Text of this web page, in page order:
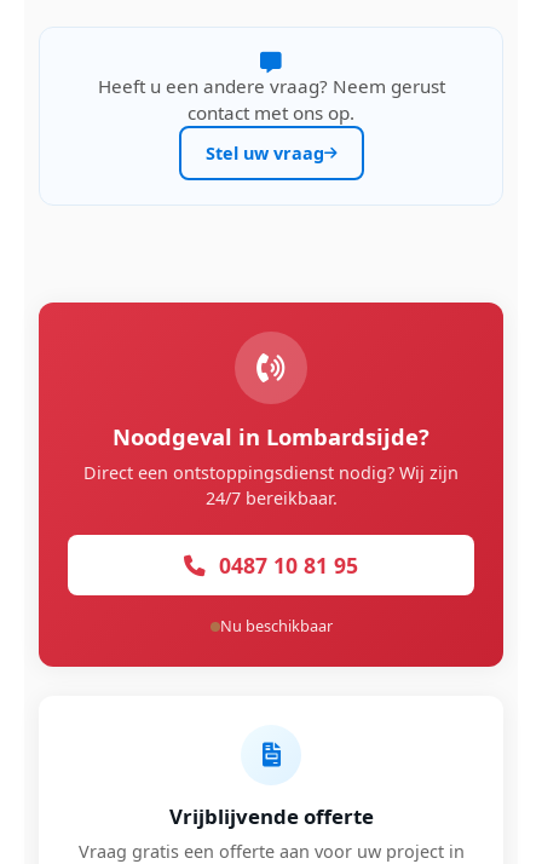
Heeft u een andere vraag? Neem gerust
contact met ons op.
Stel uw vraag
Noodgeval in Lombardsijde?
Direct een ontstoppingsdienst nodig? Wij zijn
24/7 bereikbaar.
0487 10 81 95
Nu beschikbaar
Vrijblijvende offerte
Vraag gratis een offerte aan voor uw project in